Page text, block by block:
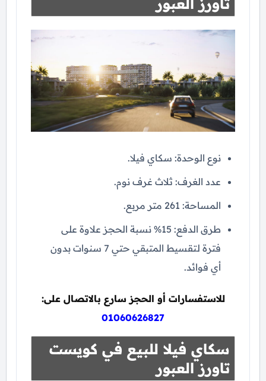
تاورز العبور
نوع الوحدة: سكاي فيلا.
عدد الغرف: ثلاث غرف نوم.
المساحة: 261 متر مربع.
طرق الدفع: 15% نسبة الحجز علاوة على
فترة لتقسيط المتبقي حتي 7 سنوات بدون
أي فوائد.
للاستفسارات أو الحجز سارع بالاتصال على:
01060626827
سكاي فيلا للبيع في كويست
تاورز العبور